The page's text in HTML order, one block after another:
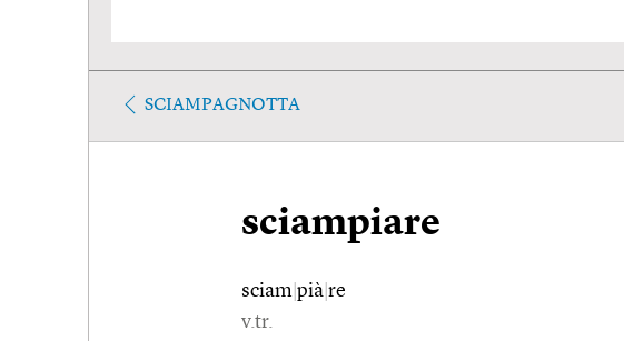
SCIAMPAGNOTTA
sciampiare
sciam pià re
v.tr.